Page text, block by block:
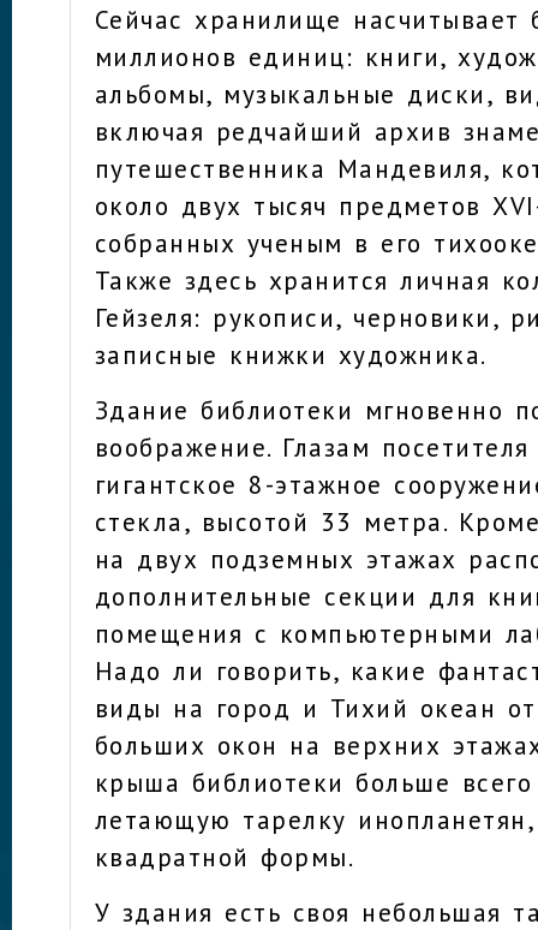
Сейчас хранилище насчитывает
миллионов единиц: книги,
альбомы, музыкальные диски,
включая редчайший архив
путешественника Мандевиля,
около двух тысяч предметов
собранных ученым в его
Также здесь хранится личная
Гейзеля: рукописи, черновики,
записные книжки художника.
Здание библиотеки мгновенно
воображение. Глазам
гигантское 8-этажное
стекла, высотой 33 метра.
на двух подземных этажах
дополнительные секции для
помещения с компьютерными
Надо ли говорить, какие
виды на город и Тихий океан
больших окон на верхних
крыша библиотеки больше
летающую тарелку
квадратной формы.
У здания есть своя небольшая